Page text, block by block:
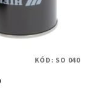
KÓD: SO 040